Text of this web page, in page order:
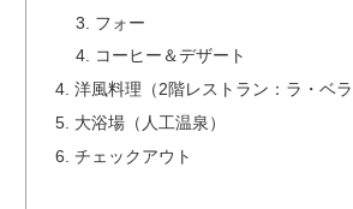
フォー
コーヒー＆デザート
洋風料理（2階レストラン：ラ・ベラ
大浴場（人工温泉）
チェックアウト